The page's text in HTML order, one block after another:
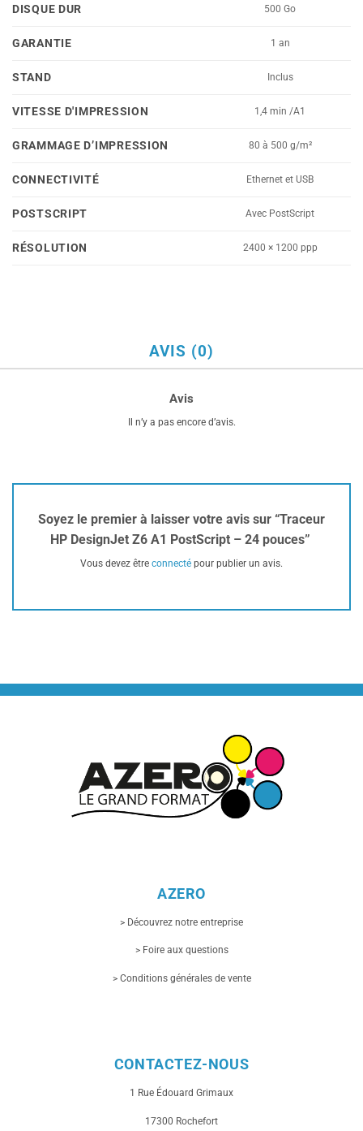
DISQUE DUR 500 Go
GARANTIE 1 an
STAND Inclus
VITESSE D'IMPRESSION 1,4 min /A1
GRAMMAGE D’IMPRESSION 80 à 500 g/m²
CONNECTIVITÉ Ethernet et USB
POSTSCRIPT Avec PostScript
RÉSOLUTION 2400 × 1200 ppp
AVIS (0)
Avis
Il n’y a pas encore d’avis.
Soyez le premier à laisser votre avis sur “Traceur
HP DesignJet Z6 A1 PostScript – 24 pouces”
Vous devez être connecté pour publier un avis.
AZERO
> Découvrez notre entreprise
> Foire aux questions
> Conditions générales de vente
CONTACTEZ-NOUS
1 Rue Édouard Grimaux
17300 Rochefort